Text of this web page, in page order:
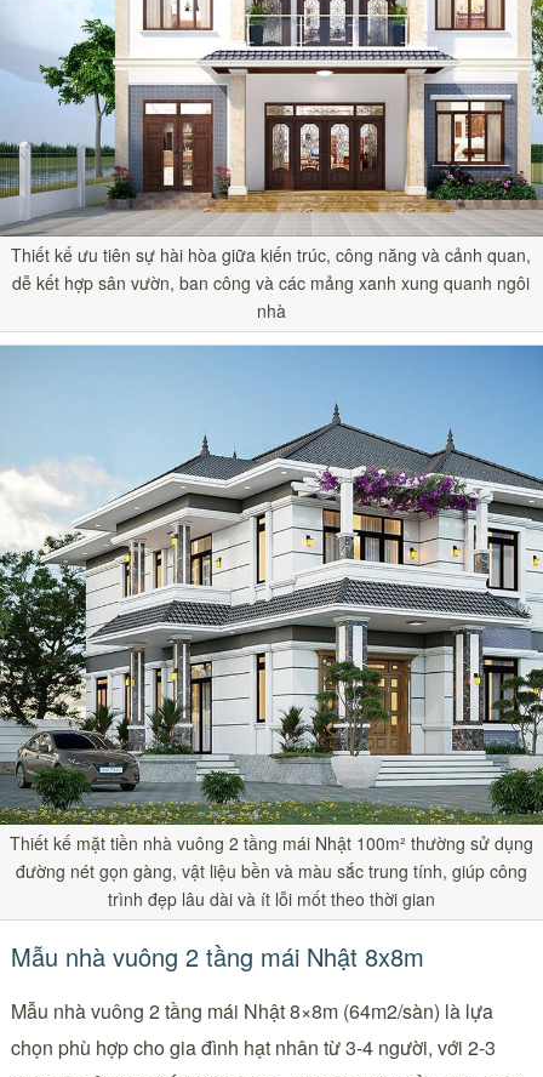
Thiết kế ưu tiên sự hài hòa giữa kiến trúc, công năng và cảnh quan,
dễ kết hợp sân vườn, ban công và các mảng xanh xung quanh ngôi
nhà
Thiết kế mặt tiền nhà vuông 2 tầng mái Nhật 100m² thường sử dụng
đường nét gọn gàng, vật liệu bền và màu sắc trung tính, giúp công
trình đẹp lâu dài và ít lỗi mốt theo thời gian
Mẫu nhà vuông 2 tầng mái Nhật 8x8m
Mẫu nhà vuông 2 tầng mái Nhật 8×8m (64m2/sàn) là lựa
chọn phù hợp cho gia đình hạt nhân từ 3-4 người, với 2-3